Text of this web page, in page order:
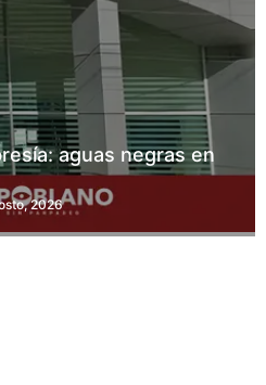
aguas negras en
2026